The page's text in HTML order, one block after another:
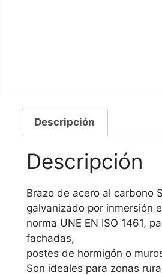
Descripción
Descripción
Brazo de acero al carbono
galvanizado por inmersión
norma UNE EN ISO 1461,
fachadas,
postes de hormigón o
Son ideales para zonas